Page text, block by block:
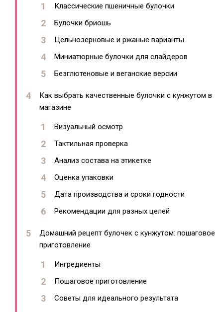
Классические пшеничные булочки
Булочки бриошь
Цельнозерновые и ржаные варианты
Миниатюрные булочки для слайдеров
Безглютеновые и веганские версии
Как выбрать качественные булочки с кунжутом в
магазине
Визуальный осмотр
Тактильная проверка
Анализ состава на этикетке
Оценка упаковки
Дата производства и сроки годности
Рекомендации для разных целей
Домашний рецепт булочек с кунжутом: пошаговое
приготовление
Ингредиенты
Пошаговое приготовление
Советы для идеального результата